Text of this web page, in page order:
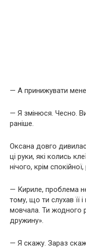
— А принижувати мене
— Я змінюся. Чесно.
раніше.
Оксана довго
ці руки, які колись
нічого, крім
— Кириле, проблема
тому, що ти слухав її
мовчала. Ти жодного
дружину».
— Я скажу. Зараз